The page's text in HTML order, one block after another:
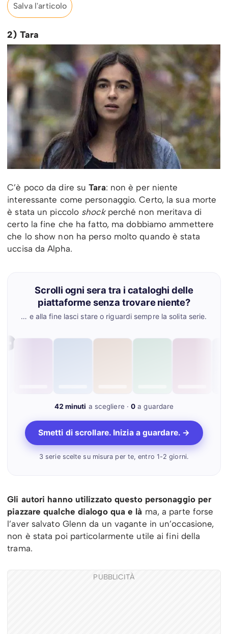
Salva l'articolo
2) Tara
C’è poco da dire suTara: non è per niente
interessante come personaggio. Certo, la sua morte
è stata un piccolo shock perché non meritava di
certo la fine che ha fatto, ma dobbiamo ammettere
che lo show non ha perso molto quando è stata
uccisa da Alpha.
Scrolli ogni sera tra i cataloghi delle
piattaforme senza trovare niente?
… e alla fine lasci stare o riguardi sempre la solita serie.
42 minuti a scegliere ·0 a guardare
Smetti di scrollare. Inizia a guardare. →
3 serie scelte su misura per te, entro 1-2 giorni.
Gli autori hanno utilizzato questo personaggio per
piazzare qualche dialogo qua e là ma, a parte forse
l’aver salvato Glenn da un vagante in un’occasione,
non è stata poi particolarmente utile ai fini della
trama.
PUBBLICITÀ